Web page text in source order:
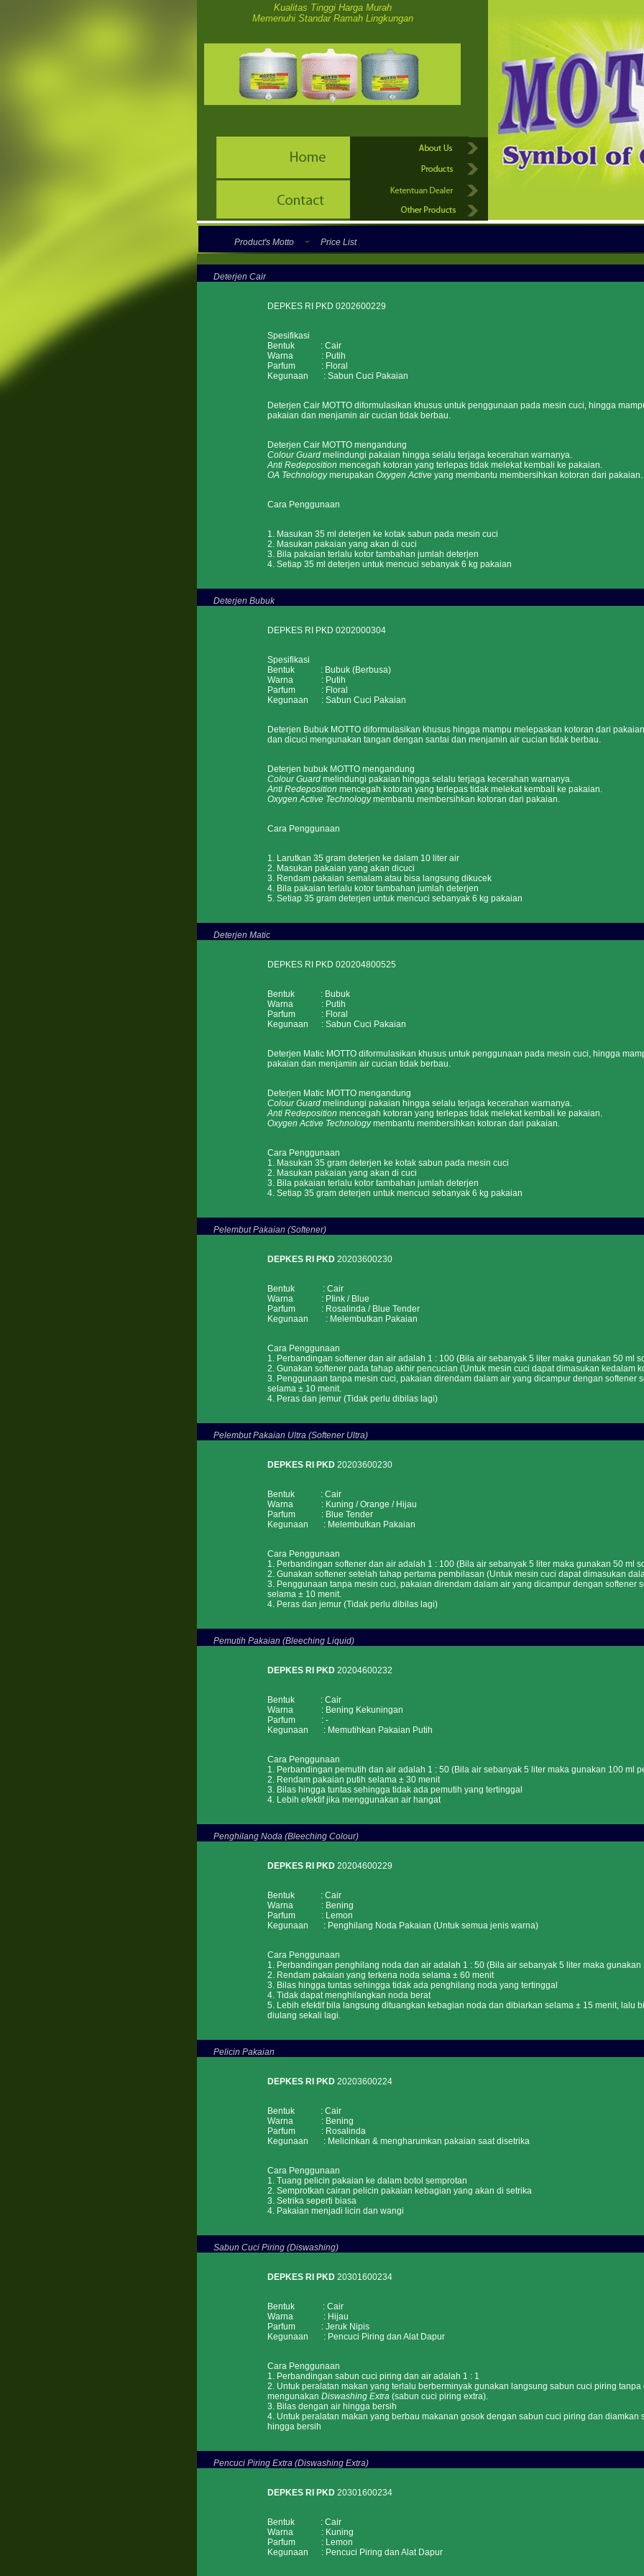
Kualitas Tinggi Harga Murah
Memenuhi Standar Ramah Lingkungan
Product's Motto Price List
Deterjen Cair
DEPKES RI PKD 0202600229
Spesifikasi
Bentuk : Cair
Warna : Putih
Parfum : Floral
Kegunaan : Sabun Cuci Pakaian
Deterjen Cair MOTTO diformulasikan khusus untuk penggunaan pada mesin cuci, hingga
pakaian dan menjamin air cucian tidak berbau.
Deterjen Cair MOTTO mengandung
Colour Guardmelindungi pakaian hingga selalu terjaga kecerahan warnanya.
Anti Redeposition mencegah kotoran yang terlepas tidak melekat kembali ke pakaian.
OA Technologymerupakan Oxygen Activeyang membantu membersihkan kotoran dari pakaian.
Cara Penggunaan
1. Masukan 35 ml deterjen ke kotak sabun pada mesin cuci
2. Masukan pakaian yang akan di cuci
3. Bila pakaian terlalu kotor tambahan jumlah deterjen
4. Setiap 35 ml deterjen untuk mencuci sebanyak 6 kg pakaian
Deterjen Bubuk
DEPKES RI PKD 0202000304
Spesifikasi
Bentuk : Bubuk (Berbusa)
Warna : Putih
Parfum : Floral
Kegunaan : Sabun Cuci Pakaian
Deterjen Bubuk MOTTO diformulasikan khusus hingga mampu melepaskan kotoran dari
dan dicuci mengunakan tangan dengan santai dan menjamin air cucian tidak berbau.
Deterjen bubuk MOTTO mengandung
Colour Guardmelindungi pakaian hingga selalu terjaga kecerahan warnanya.
Anti Redeposition mencegah kotoran yang terlepas tidak melekat kembali ke pakaian.
Oxygen Active Technologymembantu membersihkan kotoran dari pakaian.
Cara Penggunaan
1. Larutkan 35 gram deterjen ke dalam 10 liter air
2. Masukan pakaian yang akan dicuci
3. Rendam pakaian semalam atau bisa langsung dikucek
4. Bila pakaian terlalu kotor tambahan jumlah deterjen
5. Setiap 35 gram deterjen untuk mencuci sebanyak 6 kg pakaian
Deterjen Matic
DEPKES RI PKD 020204800525
Bentuk : Bubuk
Warna : Putih
Parfum : Floral
Kegunaan : Sabun Cuci Pakaian
Deterjen Matic MOTTO diformulasikan khusus untuk penggunaan pada mesin cuci, hingga
pakaian dan menjamin air cucian tidak berbau.
Deterjen Matic MOTTO mengandung
Colour Guardmelindungi pakaian hingga selalu terjaga kecerahan warnanya.
Anti Redeposition mencegah kotoran yang terlepas tidak melekat kembali ke pakaian.
Oxygen Active Technologymembantu membersihkan kotoran dari pakaian.
Cara Penggunaan
1. Masukan 35 gram deterjen ke kotak sabun pada mesin cuci
2. Masukan pakaian yang akan di cuci
3. Bila pakaian terlalu kotor tambahan jumlah deterjen
4. Setiap 35 gram deterjen untuk mencuci sebanyak 6 kg pakaian
Pelembut Pakaian (Softener)
DEPKES RI PKD20203600230
Bentuk : Cair
Warna : PIink / Blue
Parfum : Rosalinda / Blue Tender
Kegunaan : Melembutkan Pakaian
Cara Penggunaan
1. Perbandingan softener dan air adalah 1 : 100 (Bila air sebanyak 5 liter maka gunakan 50 ml
2. Gunakan softener pada tahap akhir pencucian (Untuk mesin cuci dapat dimasukan kedalam
3. Penggunaan tanpa mesin cuci, pakaian direndam dalam air yang dicampur dengan softener
selama ± 10 menit.
4. Peras dan jemur (Tidak perlu dibilas lagi)
Pelembut Pakaian Ultra (Softener Ultra)
DEPKES RI PKD20203600230
Bentuk : Cair
Warna : Kuning / Orange / Hijau
Parfum : Blue Tender
Kegunaan : Melembutkan Pakaian
Cara Penggunaan
1. Perbandingan softener dan air adalah 1 : 100 (Bila air sebanyak 5 liter maka gunakan 50 ml
2. Gunakan softener setelah tahap pertama pembilasan (Untuk mesin cuci dapat dimasukan
3. Penggunaan tanpa mesin cuci, pakaian direndam dalam air yang dicampur dengan softener
selama ± 10 menit.
4. Peras dan jemur (Tidak perlu dibilas lagi)
Pemutih Pakaian (Bleeching Liquid)
DEPKES RI PKD20204600232
Bentuk : Cair
Warna : Bening Kekuningan
Parfum : -
Kegunaan : Memutihkan Pakaian Putih
Cara Penggunaan
1. Perbandingan pemutih dan air adalah 1 : 50 (Bila air sebanyak 5 liter maka gunakan 100 ml
2. Rendam pakaian putih selama ± 30 menit
3. Bilas hingga tuntas sehingga tidak ada pemutih yang tertinggal
4. Lebih efektif jika menggunakan air hangat
Penghilang Noda (Bleeching Colour)
DEPKES RI PKD 20204600229
Bentuk : Cair
Warna : Bening
Parfum : Lemon
Kegunaan : Penghilang Noda Pakaian (Untuk semua jenis warna)
Cara Penggunaan
1. Perbandingan penghilang noda dan air adalah 1 : 50 (Bila air sebanyak 5 liter maka
2. Rendam pakaian yang terkena noda selama ± 60 menit
3. Bilas hingga tuntas sehingga tidak ada penghilang noda yang tertinggal
4. Tidak dapat menghilangkan noda berat
5. Lebih efektif bila langsung dituangkan kebagian noda dan dibiarkan selama ± 15 menit, lalu
diulang sekali lagi.
Pelicin Pakaian
DEPKES RI PKD20203600224
Bentuk : Cair
Warna : Bening
Parfum : Rosalinda
Kegunaan : Melicinkan & mengharumkan pakaian saat disetrika
Cara Penggunaan
1. Tuang pelicin pakaian ke dalam botol semprotan
2. Semprotkan cairan pelicin pakaian kebagian yang akan di setrika
3. Setrika seperti biasa
4. Pakaian menjadi licin dan wangi
Sabun Cuci Piring (Diswashing)
DEPKES RI PKD20301600234
Bentuk : Cair
Warna : Hijau
Parfum : Jeruk Nipis
Kegunaan : Pencuci Piring dan Alat Dapur
Cara Penggunaan
1. Perbandingan sabun cuci piring dan air adalah 1 : 1
2. Untuk peralatan makan yang terlalu berberminyak gunakan langsung sabun cuci piring
mengunakan Diswashing Extra(sabun cuci piring extra).
3. Bilas dengan air hingga bersih
4. Untuk peralatan makan yang berbau makanan gosok dengan sabun cuci piring dan diamkan
hingga bersih
Pencuci Piring Extra (Diswashing Extra)
DEPKES RI PKD20301600234
Bentuk : Cair
Warna : Kuning
Parfum : Lemon
Kegunaan : Pencuci Piring dan Alat Dapur